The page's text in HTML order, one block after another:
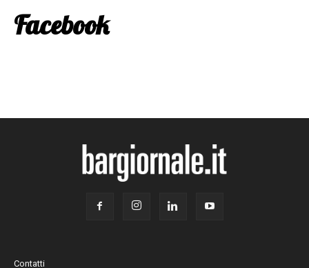
Facebook
Contatti